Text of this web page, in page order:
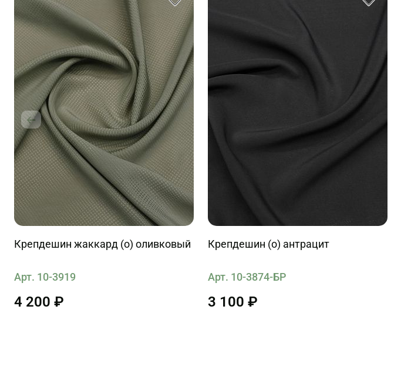
Крепдешин жаккард (о) оливковый
Арт. 10-3919
4 200 ₽
Крепдешин (о) антрацит
Арт. 10-3874-БР
3 100 ₽